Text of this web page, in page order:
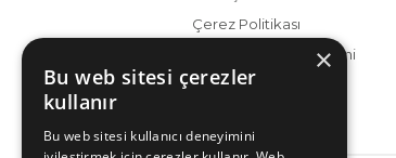
Çerez Politikası
KVKK Aydınlatma Metni
×
Bu web sitesi çerezler
kullanır
Bu web sitesi kullanıcı deneyimini